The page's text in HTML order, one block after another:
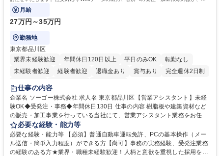
話・メール対応等の事務業務を担当します。
月給
27万円～35万円
勤務地
東京都品川区
業界未経験歓迎
年間休日120日以上 平日のみOK
転勤なし
未経験者歓迎
経験者歓迎 退職金あり 賞与あり
完全週休2日制
交通費支給
仕事の内容
企業名 ソーゴー株式会社 求人名 東京都品川区【営業アシスタント】未経
験OK◆受発注・事務◆年間休日130日 仕事の内容 樹脂板や建築資材など
の販売・加工事業を行っている当社にて、営業アシスタント業務をお任せ
いたします。注文対応やWebデータの出力、各所への発注・加工依頼のほ
か、電話・メール対応等の事務業務を担当します。 ■受注・発注業務：FA
Xによる注文対応、Web発注データのプリントアウト、各仕入先・協力会
社への発注および加工依頼等 ■納品書・請求書の作成および発送手配 ■商
必要な経験・能力等
必要な経験・能力等 【必須】普通自動車運転免許、PCの基本操作（メー
ル送信・簡単入力程度）ができる方【尚可】事務の実務経験、受発注業務
の経験のある方★業界・職種未経験歓迎！人柄と意欲を重視した採用を行